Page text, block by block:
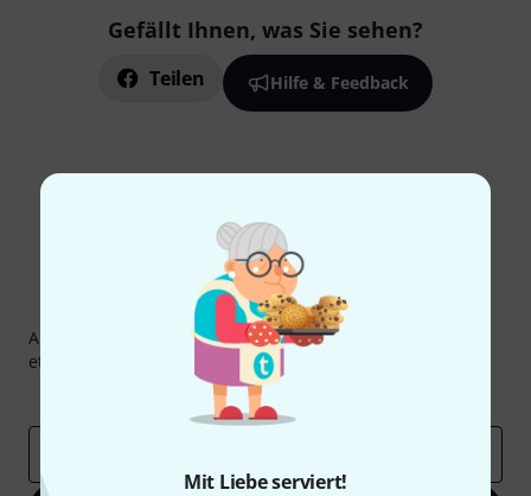
Mit Liebe serviert!
Gefällt Ihnen, was Sie sehen?
Teilen Hilfe & Feedback
Thomann Newsletter
Abonniere den Thomann Newsletter und gewinne mit
etwas Glück einen von
50 Gutscheinen
Inspirierende Beiträge